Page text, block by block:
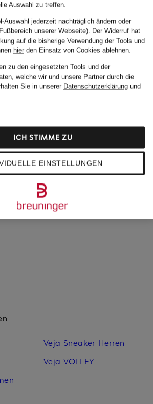
adidas Originals
Sneaker SAMBA MN
74,99 €
Bestpreis:63,74 €
Ursprünglich:
LLOYD
Veja Sneaker Herren
Veja VOLLEY
Auswahl zu treffen.
Auswahl jederzeit nachträglich ändern oder
unserer Webseite). Der Widerruf hat
auf die bisherige Verwendung der Tools und
hierden Einsatz von Cookies ablehnen.
zu den eingesetzten Tools und der
welche wir und unsere Partner durch die
Sie in unserer Datenschutzerklärungund
EINSTELLUNGEN
ICH STIMME ZU